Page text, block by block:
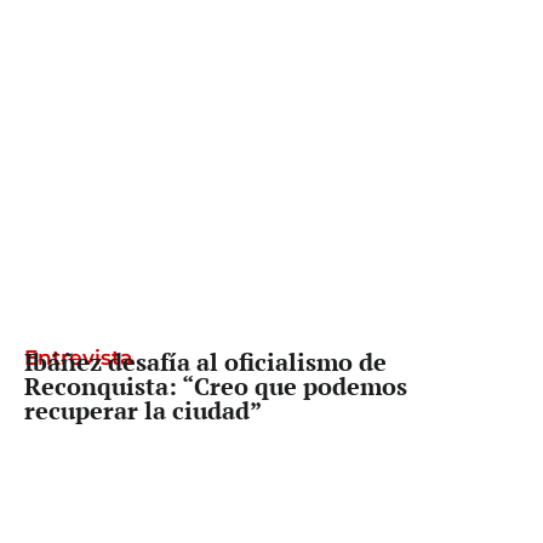
Entrevista
Ibáñez desafía al oficialismo de
Reconquista: “Creo que podemos
recuperar la ciudad”